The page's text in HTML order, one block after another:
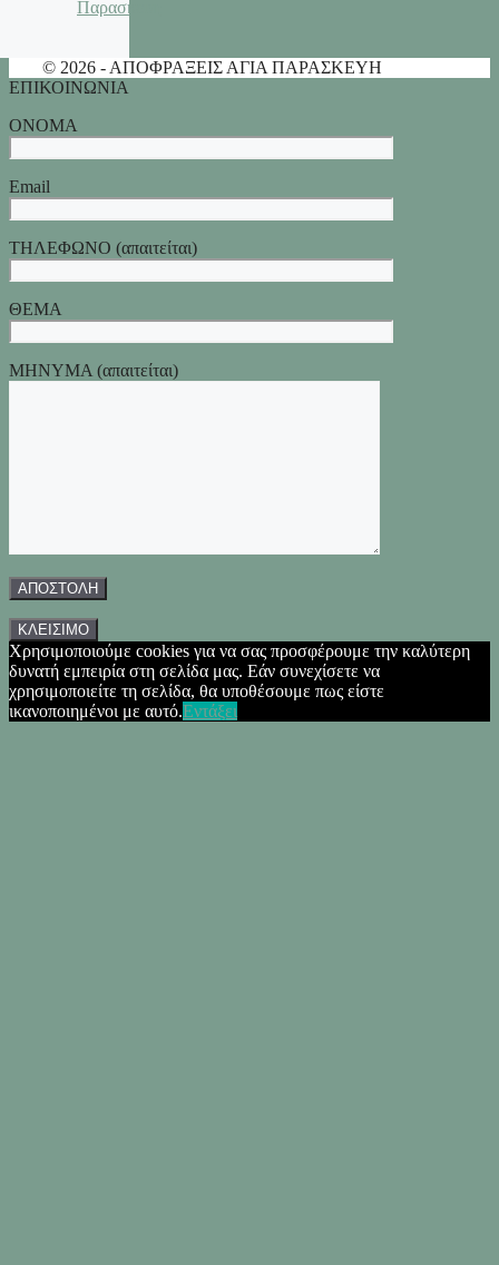
Παρασκευη
© 2026 - ΑΠΟΦΡΑΞΕΙΣ ΑΓΙΑ ΠΑΡΑΣΚΕΥΗ
ΕΠΙΚΟΙΝΩΝΙΑ
ΟΝΟΜΑ
Email
ΤΗΛΕΦΩΝΟ (απαιτείται)
ΘΕΜΑ
ΜΗΝΥΜΑ (απαιτείται)
ΚΛΕΙΣΙΜΟ
Χρησιμοποιούμε cookies για να σας προσφέρουμε την καλύτερη
δυνατή εμπειρία στη σελίδα μας. Εάν συνεχίσετε να
χρησιμοποιείτε τη σελίδα, θα υποθέσουμε πως είστε
ικανοποιημένοι με αυτό.Εντάξει